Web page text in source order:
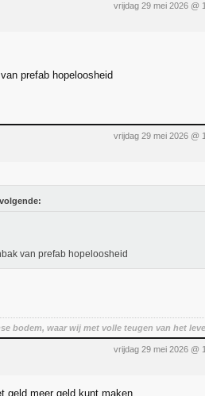
vrijdag 29 mei 2026 @
prefab hopeloosheid
vrijdag 29 mei 2026 @
van prefab hopeloosheid
bodem, waar wij met volle teugen van het
vrijdag 29 mei 2026 @
geld meer geld kunt maken.